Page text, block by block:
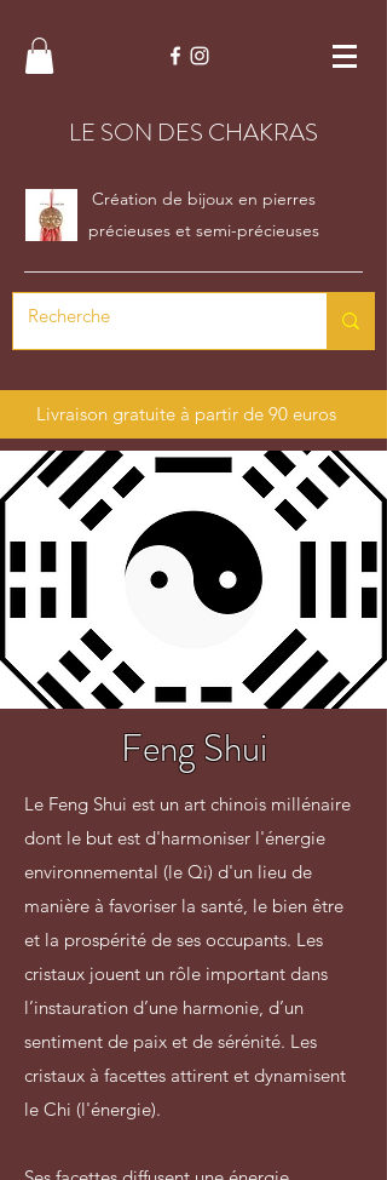
LE SON DES CHAKRAS
Création de bijoux en pierres
précieuses et semi-précieuses
Livraison gratuite à partir de 90 euros
Feng Shui
Le Feng Shui est un art chinois millénaire
dont le but est d'harmoniser l'énergie
environnemental (le Qi) d'un lieu de
manière à favoriser la santé, le bien être
et la prospérité de ses occupants. Les
cristaux jouent un rôle important dans
l’instauration d’une harmonie, d’un
sentiment de paix et de sérénité. Les
cristaux à facettes attirent et dynamisent
le Chi (l'énergie).